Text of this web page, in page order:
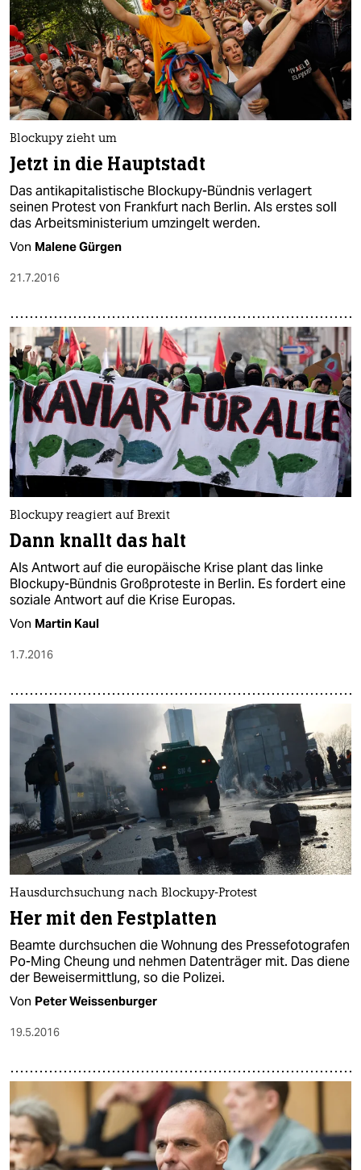
Blockupy zieht um
Jetzt in die Hauptstadt
Das antikapitalistische Blockupy-Bündnis verlagert
seinen Protest von Frankfurt nach Berlin. Als erstes soll
das Arbeitsministerium umzingelt werden.
Von Malene Gürgen
21.7.2016
Blockupy reagiert auf Brexit
Dann knallt das halt
Als Antwort auf die europäische Krise plant das linke
Blockupy-Bündnis Großproteste in Berlin. Es fordert eine
soziale Antwort auf die Krise Europas.
Von Martin Kaul
1.7.2016
Hausdurchsuchung nach Blockupy-Protest
Her mit den Festplatten
Beamte durchsuchen die Wohnung des Pressefotografen
Po-Ming Cheung und nehmen Datenträger mit. Das diene
der Beweisermittlung, so die Polizei.
Von Peter Weissenburger
19.5.2016